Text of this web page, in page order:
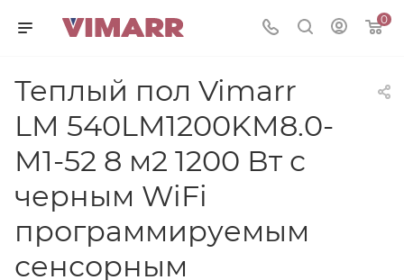
0
Теплый пол Vimarr
LM 540LM1200KM8.0-
M1-52 8 м2 1200 Вт с
черным WiFi
программируемым
сенсорным